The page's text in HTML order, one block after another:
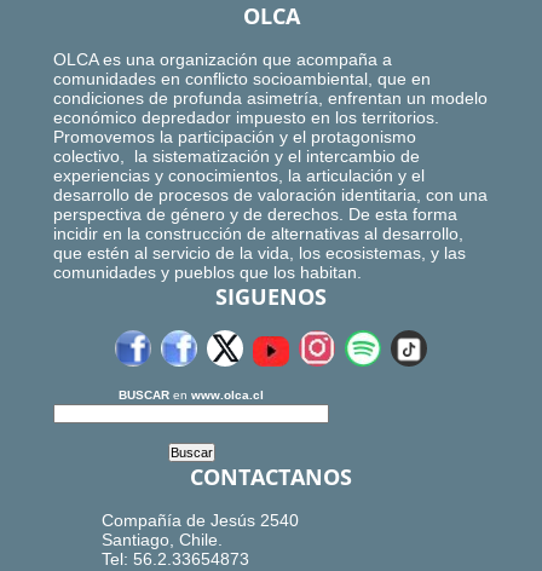
OLCA
OLCA es una organización que acompaña a
comunidades en conflicto socioambiental, que en
condiciones de profunda asimetría, enfrentan un modelo
económico depredador impuesto en los territorios.
Promovemos la participación y el protagonismo
colectivo, la sistematización y el intercambio de
experiencias y conocimientos, la articulación y el
desarrollo de procesos de valoración identitaria, con una
perspectiva de género y de derechos. De esta forma
incidir en la construcción de alternativas al desarrollo,
que estén al servicio de la vida, los ecosistemas, y las
comunidades y pueblos que los habitan.
SIGUENOS
BUSCAR en www.olca.cl
CONTACTANOS
Compañía de Jesús 2540
Santiago, Chile.
Tel: 56.2.33654873